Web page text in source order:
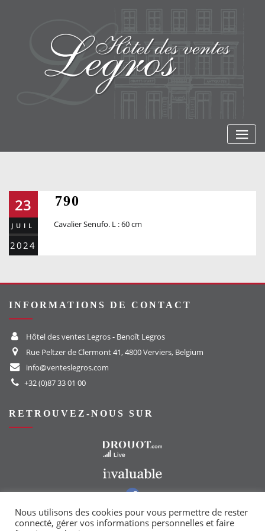
23
JUIL
2024
790
Cavalier Senufo. L : 60 cm
INFORMATIONS DE CONTACT
Hôtel des ventes Legros - Benoît Legros
Rue Peltzer de Clermont 41, 4800 Verviers, Belgium
info@venteslegros.com
+32 (0)87 33 01 00
RETROUVEZ-NOUS SUR
Vers notre groupe Facebook
Nous utilisons des cookies pour vous permettre de rester
connecté, gérer vos informations personnelles et faire